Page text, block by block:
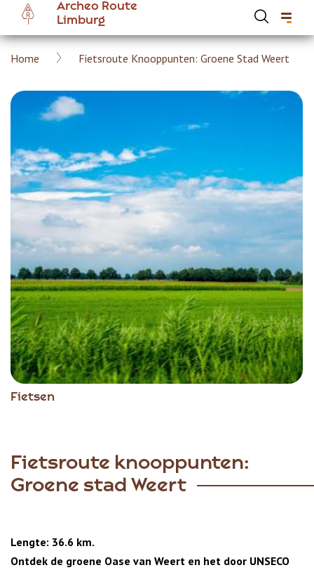
Overslaan
naar
gaan
Archeo Route
Limburg
Kruimelpad
Home Fietsroute Knooppunten: Groene Stad Weert
Fietsen
Fietsroute knooppunten:
Groene stad Weert
Lengte: 36.6 km.
Ontdek de groene Oase van Weert en het door UNSECO